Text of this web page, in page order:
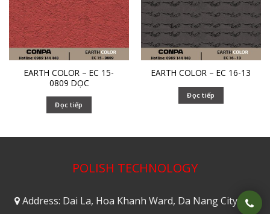
EARTH COLOR – EC 15-
0809 DỌC
Đọc tiếp
EARTH COLOR – EC 16-13
Đọc tiếp
POLISH TECHNOLOGY
Address: Dai La, Hoa Khanh Ward, Da Nang City